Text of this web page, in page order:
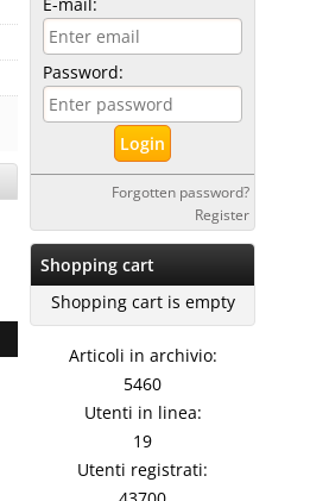
Password:
Forgotten password?
Register
Shopping cart
Shopping cart is empty
Articoli in archivio:
5460
Utenti in linea:
19
Utenti registrati: